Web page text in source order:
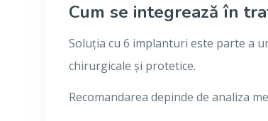
Cum se integrează în
Soluția cu 6 implanturi este parte a
chirurgicale și protetice.
Recomandarea depinde de analiza